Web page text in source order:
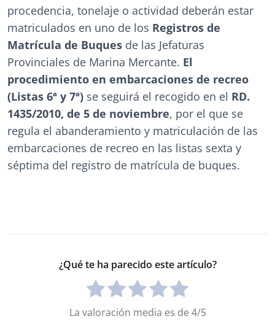
procedencia, tonelaje o actividad deberán estar
matriculados en uno de los Registros de
Matrícula de Buques de las Jefaturas
Provinciales de Marina Mercante. El
procedimiento en embarcaciones de recreo
(Listas 6ª y 7ª) se seguirá el recogido en el RD.
1435/2010, de 5 de noviembre, por el que se
regula el abanderamiento y matriculación de las
embarcaciones de recreo en las listas sexta y
séptima del registro de matrícula de buques.
¿Qué te ha parecido este artículo?
La valoración media es de 4/5